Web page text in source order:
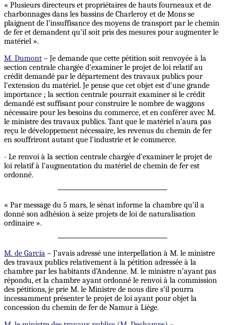
« Plusieurs directeurs et propriétaires de hauts fourneaux et de
charbonnages dans les bassins de Charleroy et de Mons se
plaignent de l’insuffisance des moyens de transport par le chemin
de fer et demandent qu’il soit pris des mesures pour augmenter le
matériel ».
M. Dumont – Je demande que cette pétition soit renvoyée à la
section centrale chargée d’examiner le projet de loi relatif au
crédit demandé par le département des travaux publics pour
l’extension du matériel. Je pense que cet objet est d’une grande
importance ; la section centrale pourrait examiner si le crédit
demandé est suffisant pour construire le nombre de waggons
nécessaire pour les besoins du commerce, et en conférer avec M.
le ministre des travaux publics. Tant que le matériel n’aura pas
reçu le développement nécessaire, les revenus du chemin de fer
en souffriront autant que l’industrie et le commerce.
- Le renvoi à la section centrale chargée d’examiner le projet de
loi relatif à l’augmentation du matériel de chemin de fer est
ordonné.
« Par message du 5 mars, le sénat informe la chambre qu’il a
donné son adhésion à seize projets de loi de naturalisation
ordinaire ».
M. de Garcia – J’avais adressé une interpellation à M. le ministre
des travaux publics relativement à la pétition adressée à la
chambre par les habitants d’Andenne. M. le ministre n’ayant pas
répondu, et la chambre ayant ordonné le renvoi à la commission
des pétitions, je prie M. le Ministre de nous dire s’il pourra
incessamment présenter le projet de loi ayant pour objet la
concession du chemin de fer de Namur à Liége.